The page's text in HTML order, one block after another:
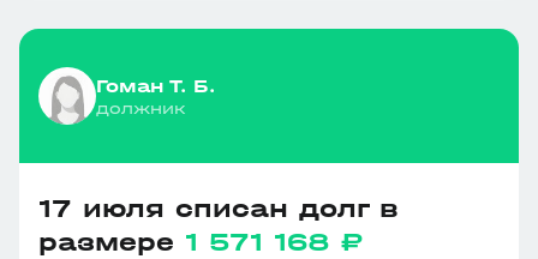
Гоман Т. Б.
должник
17 июля списан долг в
размере 1 571 168 ₽